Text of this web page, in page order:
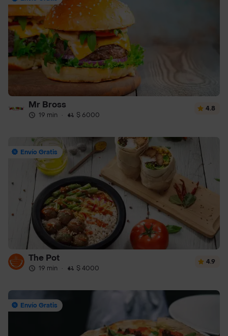
Mr Bross
19 min · $ 6000
4.8
Envío Gratis
The Pot
19 min · $ 4000
4.9
Envío Gratis